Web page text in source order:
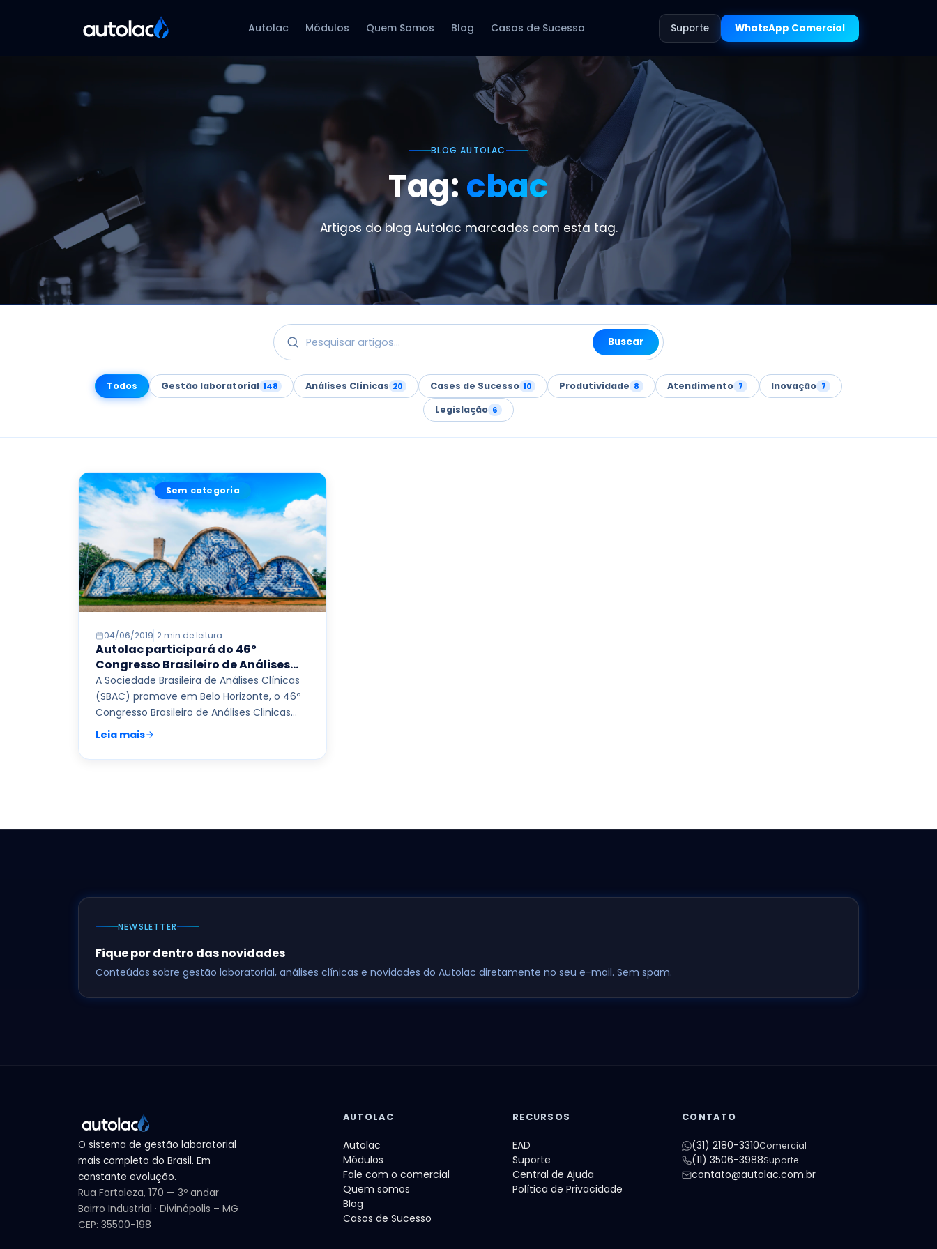
Autolac Módulos Quem Somos Blog Casos de Sucesso Suporte WhatsApp Comercial
BLOG AUTOLAC
Tag:cbac
Artigos do blog Autolac marcados com esta tag.
Buscar
Todos Gestão laboratorial 148 Análises Clínicas 20 Cases de Sucesso 10 Produtividade 8 Atendimento 7 Inovação 7
Legislação 6
Sem categoria
04/06/2019 2 min de leitura
Autolac participará do 46º
Congresso Brasileiro de Análises
Clínicas
A Sociedade Brasileira de Análises Clínicas
(SBAC) promove em Belo Horizonte, o 46º
Congresso Brasileiro de Análises Clinicas
(CBAC) nos dias 17 a 19 de…
Leia mais
NEWSLETTER
Fique por dentro das novidades
Conteúdos sobre gestão laboratorial, análises clínicas e novidades do Autolac diretamente no seu e-mail. Sem spam.
O sistema de gestão laboratorial
mais completo do Brasil. Em
constante evolução.
Rua Fortaleza, 170 — 3º andar
Bairro Industrial · Divinópolis – MG
CEP: 35500-198
AUTOLAC
Autolac
Módulos
Fale com o comercial
Quem somos
Blog
Casos de Sucesso
RECURSOS
EAD
Suporte
Central de Ajuda
Política de Privacidade
CONTATO
(31) 2180-3310Comercial
(11) 3506-3988Suporte
contato@autolac.com.br